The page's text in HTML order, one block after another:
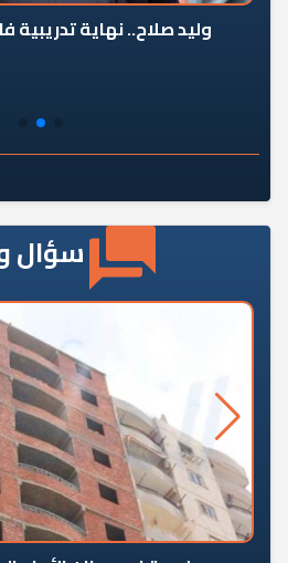
وليد صلاح.. نهاية تدريبية
سؤال